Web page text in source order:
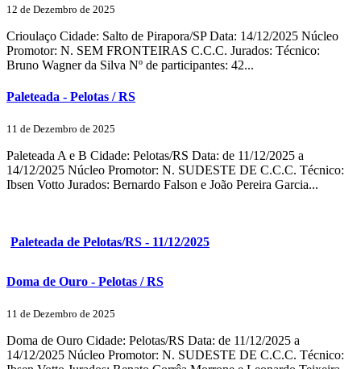
12 de Dezembro de 2025
Crioulaço Cidade: Salto de Pirapora/SP Data: 14/12/2025 Núcleo
Promotor: N. SEM FRONTEIRAS C.C.C. Jurados: Técnico:
Bruno Wagner da Silva Nº de participantes: 42...
Paleteada - Pelotas / RS
11 de Dezembro de 2025
Paleteada A e B Cidade: Pelotas/RS Data: de 11/12/2025 a
14/12/2025 Núcleo Promotor: N. SUDESTE DE C.C.C. Técnico:
Ibsen Votto Jurados: Bernardo Falson e João Pereira Garcia...
Paleteada de Pelotas/RS - 11/12/2025
Doma de Ouro - Pelotas / RS
11 de Dezembro de 2025
Doma de Ouro Cidade: Pelotas/RS Data: de 11/12/2025 a
14/12/2025 Núcleo Promotor: N. SUDESTE DE C.C.C. Técnico: